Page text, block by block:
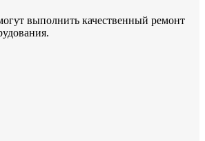
выполнить качественный ремонт